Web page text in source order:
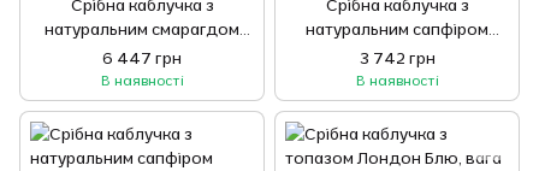
Срібна каблучка з
натуральним смарагдом
3.18ct, вага виробу 4,19 гр
(0581712) 17.5 розмір
6 447 грн
В наявності
Срібна каблучка з
натуральним сапфіром
0.65ct, вага виробу 2,42 гр
(0870120) 18 розмір
3 742 грн
В наявності